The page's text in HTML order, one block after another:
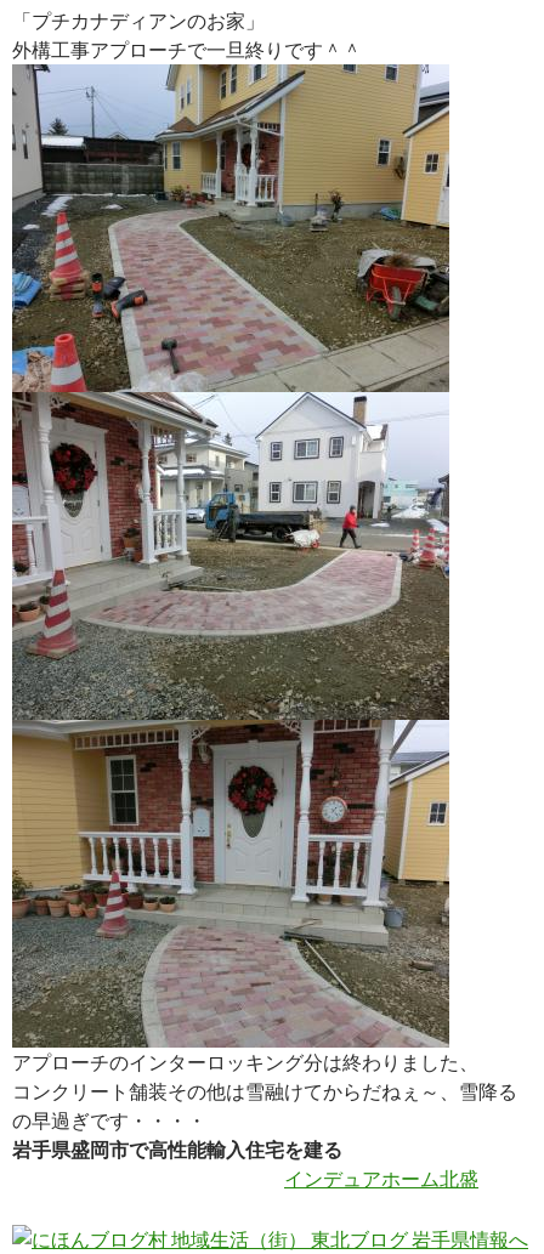
「プチカナディアンのお家」
外構工事アプローチで一旦終りです＾＾
アプローチのインターロッキング分は終わりました、
コンクリート舗装その他は雪融けてからだねぇ～、雪降る
の早過ぎです・・・・
岩手県盛岡市で高性能輸入住宅を建る
インデュアホーム北盛